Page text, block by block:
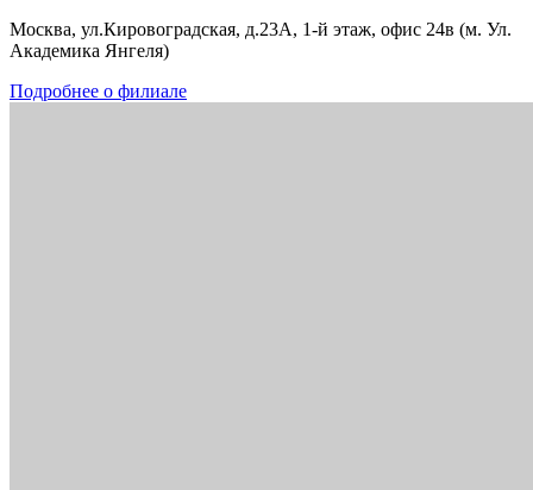
Москва, ул.Кировоградская, д.23А, 1-й этаж, офис 24в (м. Ул.
Академика Янгеля)
Подробнее о филиале